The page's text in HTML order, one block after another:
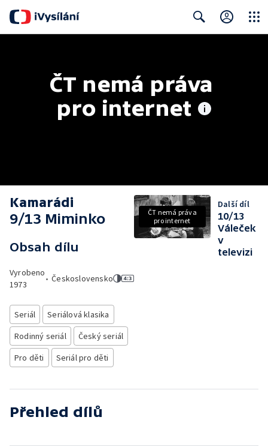
ČT nemá práva
pro internet
Kamarádi
9/13 Miminko
Obsah dílu
Vyrobeno
1973
• Československo
Seriál
Seriálová klasika
Rodinný seriál
Český seriál
Pro děti
Seriál pro děti
ČT nemá práva
pro internet
Další díl
10/13
Váleček
v
televizi
Přehled dílů